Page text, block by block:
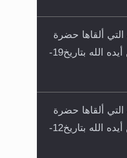
ألقاها حضرة
أمير المؤمنين أيده الله بتاريخ19-
ألقاها حضرة
أمير المؤمنين أيده الله بتاريخ12-